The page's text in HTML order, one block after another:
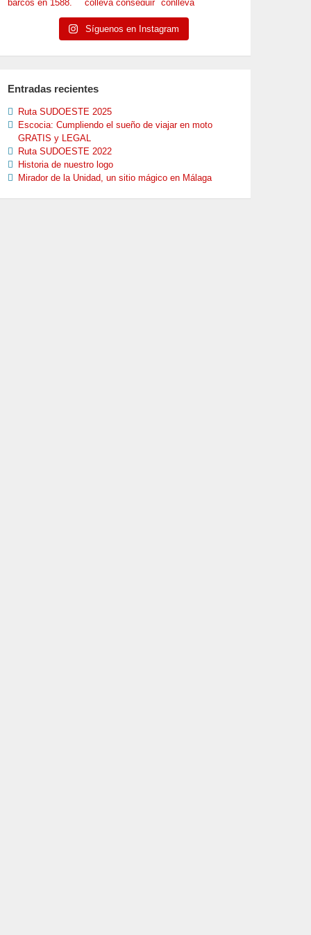
Síguenos en Instagram
Entradas recientes
Ruta SUDOESTE 2025
Escocia: Cumpliendo el sueño de viajar en moto
GRATIS y LEGAL
Ruta SUDOESTE 2022
Historia de nuestro logo
Mirador de la Unidad, un sitio mágico en Málaga